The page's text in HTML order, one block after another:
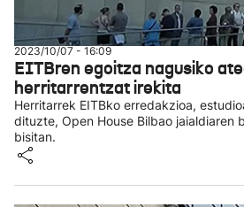
2023/10/07 - 16:09
EITBren egoitza nagusiko
herritarrentzat irekita
Herritarrek EITBko erredakzioa,
dituzte, Open House Bilbao jaialdiaren
bisitan.